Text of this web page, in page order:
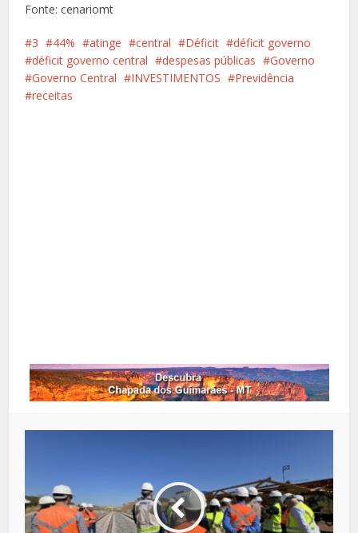
Fonte: cenariomt
3 44% atinge central Déficit
déficit governo
déficit governo central
despesas públicas
Governo
Governo Central
INVESTIMENTOS
Previdência
receitas